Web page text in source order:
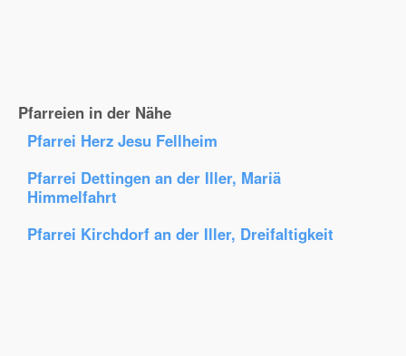
Pfarreien in der Nähe
Pfarrei Herz Jesu Fellheim
Pfarrei Dettingen an der Iller, Mariä
Himmelfahrt
Pfarrei Kirchdorf an der Iller, Dreifaltigkeit